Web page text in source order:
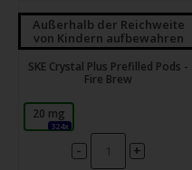
Außerhalb der Reichweite
von Kindern aufbewahren
SKE Crystal Plus Prefilled Pods -
Fire Brew
20 mg
324x
- +